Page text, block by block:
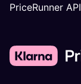
PriceRunner API